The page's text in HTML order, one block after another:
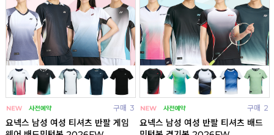
구매 3
요넥스 남성 여성 티셔츠 반팔 게임
구매 2
요넥스 남성 여성 반팔 티셔츠 배드